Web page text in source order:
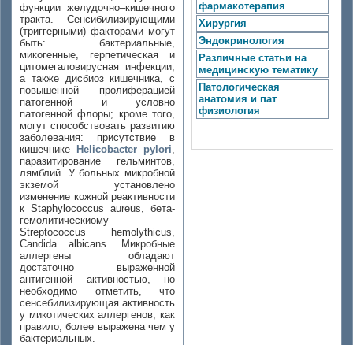
функции желудочно–кишечного
тракта. Сенсибилизирующими
(триггерными) факторами могут
быть: бактериальные,
микогенные, герпетическая и
цитомегаловирусная инфекции,
а также дисбиоз кишечника, с
повышенной пролиферацией
патогенной и условно
патогенной флоры; кроме того,
могут способствовать развитию
заболевания: присутствие в
кишечнике
Helicobacter pylori,
паразитирование гельминтов,
лямблий. У больных микробной
экземой установлено
изменение кожной реактивности
к Staphylococcus aureus, бета-
гемолитическиому
Streptococcus hemolythicus,
Candida albicans. Микробные
аллергены обладают
достаточно выраженной
антигенной активностью, но
необходимо отметить, что
сенсебилизирующая активность
у микотических аллергенов, как
правило, более выражена чем у
бактериальных.
фармакотерапия
Хирургия
Эндокринология
Различные статьи на
медицинскую тематику
Патологическая
анатомия и пат
физиология